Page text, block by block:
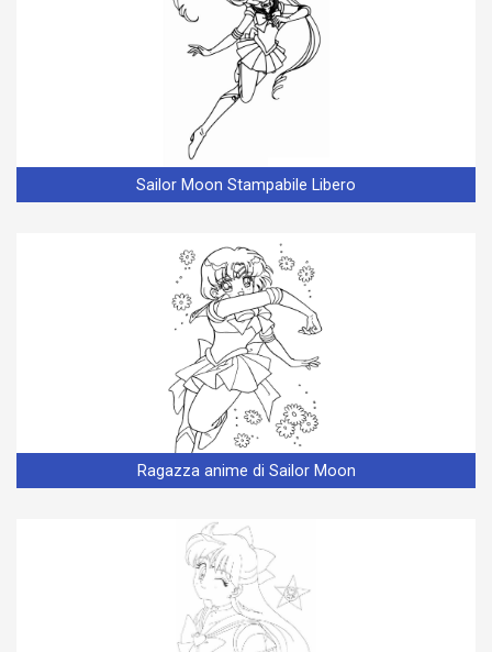
Sailor Moon Stampabile Libero
Ragazza anime di Sailor Moon